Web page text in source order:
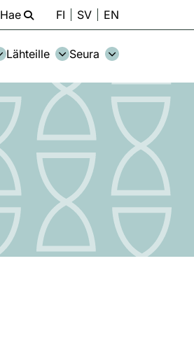
Hae FI SV EN
Lähteille Seura